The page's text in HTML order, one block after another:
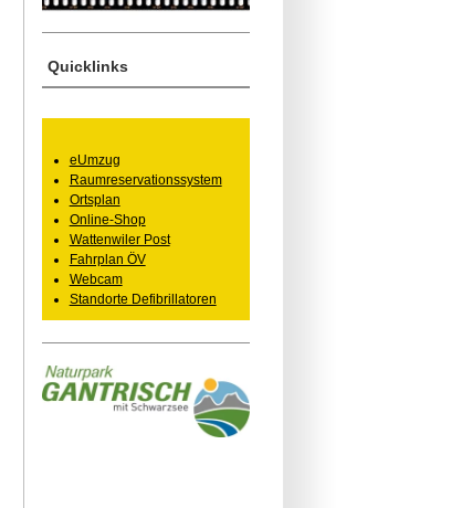
Quicklinks
eUmzug
Raumreservationssystem
Ortsplan
Online-Shop
Wattenwiler Post
Fahrplan ÖV
Webcam
Standorte Defibrillatoren